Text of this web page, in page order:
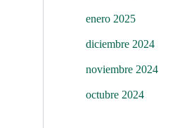
enero 2025
diciembre 2024
noviembre 2024
octubre 2024